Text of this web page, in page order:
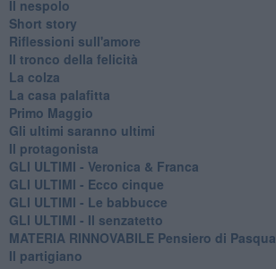
Il nespolo
Short story
Riflessioni sull'amore
Il tronco della felicità
La colza
La casa palafitta
Primo Maggio
Gli ultimi saranno ultimi
Il protagonista
GLI ULTIMI - Veronica & Franca
GLI ULTIMI - Ecco cinque
GLI ULTIMI - Le babbucce
GLI ULTIMI - Il senzatetto
MATERIA RINNOVABILE Pensiero di Pasqua
Il partigiano